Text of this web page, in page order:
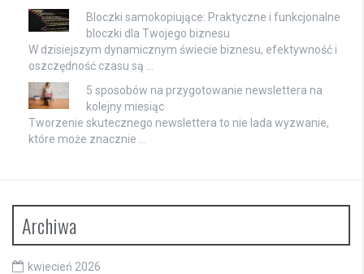
Bloczki samokopiujące: Praktyczne i funkcjonalne
bloczki dla Twojego biznesu
W dzisiejszym dynamicznym świecie biznesu, efektywność i
oszczędność czasu są …
5 sposobów na przygotowanie newslettera na
kolejny miesiąc
Tworzenie skutecznego newslettera to nie lada wyzwanie,
które może znacznie …
Archiwa
kwiecień 2026